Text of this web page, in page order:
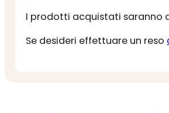
I prodotti acquistati saranno
Se desideri effettuare un reso